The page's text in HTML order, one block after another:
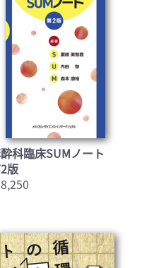
科臨床SUMノート
版